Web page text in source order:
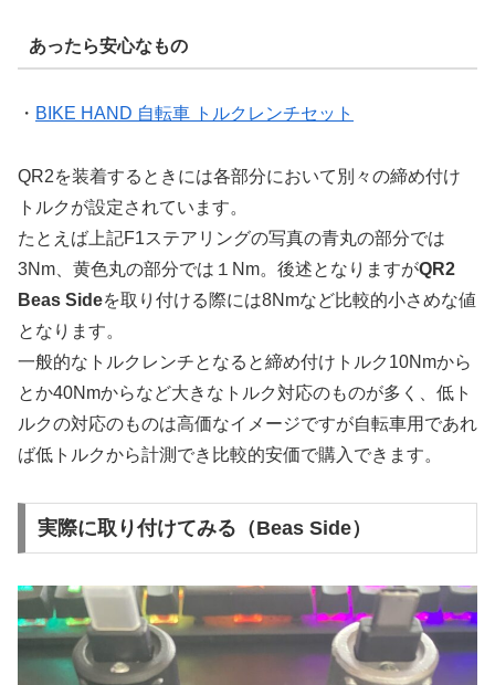
あったら安心なもの
・ BIKE HAND 自転車 トルクレンチセット
QR2を装着するときには各部分において別々の締め付け
トルクが設定されています。
たとえば上記F1ステアリングの写真の青丸の部分では
3Nm、黄色丸の部分では１Nm。後述となりますがQR2
Beas Sideを取り付ける際には8Nmなど比較的小さめな値
となります。
一般的なトルクレンチとなると締め付けトルク10Nmから
とか40Nmからなど大きなトルク対応のものが多く、低ト
ルクの対応のものは高価なイメージですが自転車用であれ
ば低トルクから計測でき比較的安価で購入できます。
実際に取り付けてみる（Beas Side）